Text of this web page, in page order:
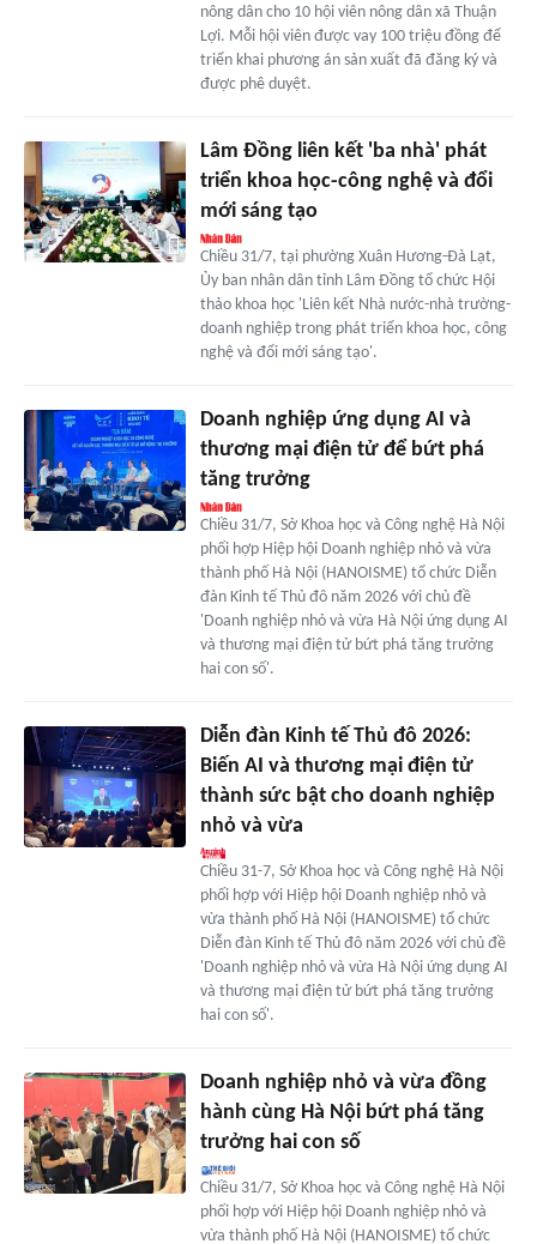
nông dân cho 10 hội viên nông dân xã Thuận
Lợi. Mỗi hội viên được vay 100 triệu đồng để
triển khai phương án sản xuất đã đăng ký và
được phê duyệt.
Lâm Đồng liên kết 'ba nhà' phát
triển khoa học-công nghệ và đổi
mới sáng tạo
Chiều 31/7, tại phường Xuân Hương-Đà Lạt,
Ủy ban nhân dân tỉnh Lâm Đồng tổ chức Hội
thảo khoa học 'Liên kết Nhà nước-nhà trường-
doanh nghiệp trong phát triển khoa học, công
nghệ và đổi mới sáng tạo'.
Doanh nghiệp ứng dụng AI và
thương mại điện tử để bứt phá
tăng trưởng
Chiều 31/7, Sở Khoa học và Công nghệ Hà Nội
phối hợp Hiệp hội Doanh nghiệp nhỏ và vừa
thành phố Hà Nội (HANOISME) tổ chức Diễn
đàn Kinh tế Thủ đô năm 2026 với chủ đề
'Doanh nghiệp nhỏ và vừa Hà Nội ứng dụng AI
và thương mại điện tử bứt phá tăng trưởng
hai con số'.
Diễn đàn Kinh tế Thủ đô 2026:
Biến AI và thương mại điện tử
thành sức bật cho doanh nghiệp
nhỏ và vừa
Chiều 31-7, Sở Khoa học và Công nghệ Hà Nội
phối hợp với Hiệp hội Doanh nghiệp nhỏ và
vừa thành phố Hà Nội (HANOISME) tổ chức
Diễn đàn Kinh tế Thủ đô năm 2026 với chủ đề
'Doanh nghiệp nhỏ và vừa Hà Nội ứng dụng AI
và thương mại điện tử bứt phá tăng trưởng
hai con số'.
Doanh nghiệp nhỏ và vừa đồng
hành cùng Hà Nội bứt phá tăng
trưởng hai con số
Chiều 31/7, Sở Khoa học và Công nghệ Hà Nội
phối hợp với Hiệp hội Doanh nghiệp nhỏ và
vừa thành phố Hà Nội (HANOISME) tổ chức